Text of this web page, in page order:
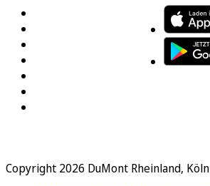
Copyright 2026 DuMont Rheinland, Köln